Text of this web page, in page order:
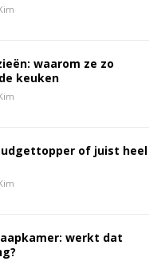
waarom ze zo
keuken
of juist heel
werkt dat